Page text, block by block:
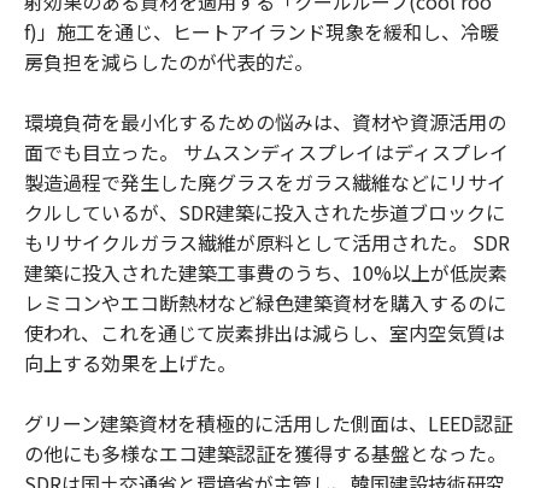
f)」施工を通じ、ヒートアイランド現象を緩和し、冷暖
房負担を減らしたのが代表的だ。
環境負荷を最小化するための悩みは、資材や資源活用の
面でも目立った。 サムスンディスプレイはディスプレイ
製造過程で発生した廃グラスをガラス繊維などにリサイ
クルしているが、SDR建築に投入された歩道ブロックに
もリサイクルガラス繊維が原料として活用された。 SDR
建築に投入された建築工事費のうち、10%以上が低炭素
レミコンやエコ断熱材など緑色建築資材を購入するのに
使われ、これを通じて炭素排出は減らし、室内空気質は
向上する効果を上げた。
グリーン建築資材を積極的に活用した側面は、LEED認証
の他にも多様なエコ建築認証を獲得する基盤となった。